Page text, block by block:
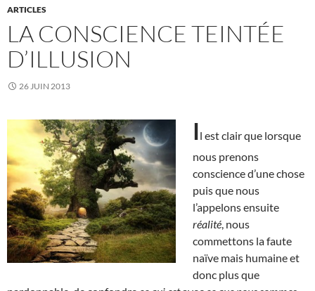
ARTICLES
LA CONSCIENCE TEINTÉE
D’ILLUSION
26 JUIN 2013
Il est clair que lorsque
nous prenons
conscience d’une chose
puis que nous
l’appelons ensuite
réalité , nous
commettons la faute
naïve mais humaine et
donc plus que